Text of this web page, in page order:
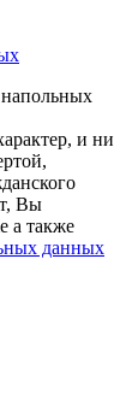
и ни
Вы
а также
данных